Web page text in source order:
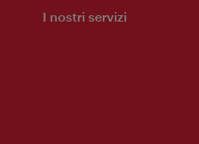
I nostri servizi